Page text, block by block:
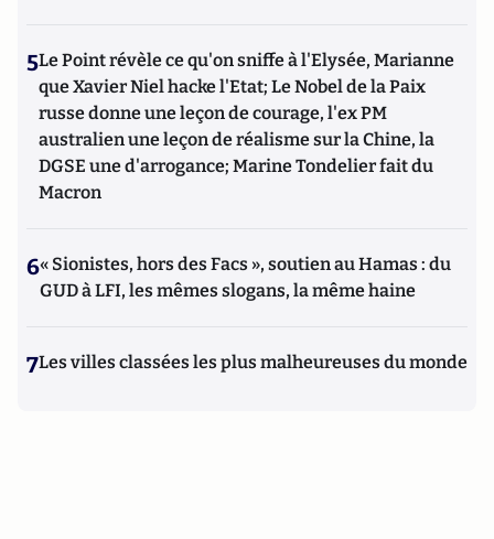
5Le Point révèle ce qu'on sniffe à l'Elysée, Marianne
que Xavier Niel hacke l'Etat; Le Nobel de la Paix
russe donne une leçon de courage, l'ex PM
australien une leçon de réalisme sur la Chine, la
DGSE une d'arrogance; Marine Tondelier fait du
Macron
6« Sionistes, hors des Facs », soutien au Hamas : du
GUD à LFI, les mêmes slogans, la même haine
7Les villes classées les plus malheureuses du monde